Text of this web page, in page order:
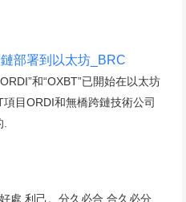
部署到以太坊_BRC
和“OXBT”已開始在以太坊
目ORDI和無橋跨鏈技術公司
處,利己。分久必合,合久必分,